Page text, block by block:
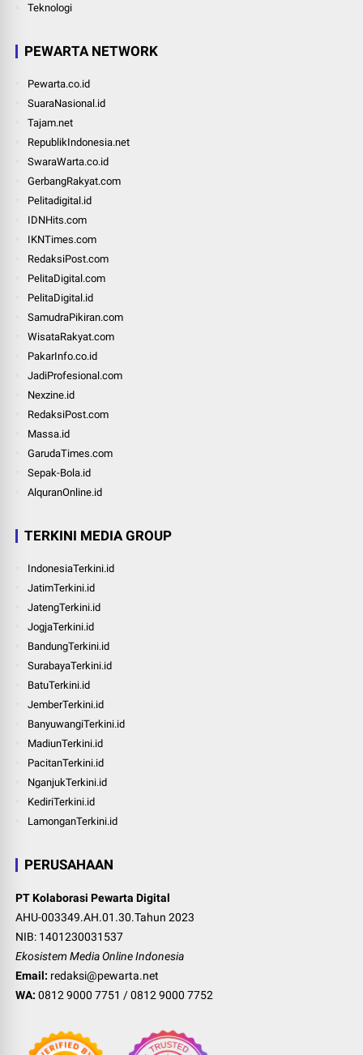
Teknologi
PEWARTA NETWORK
Pewarta.co.id
SuaraNasional.id
Tajam.net
RepublikIndonesia.net
SwaraWarta.co.id
GerbangRakyat.com
Pelitadigital.id
IDNHits.com
IKNTimes.com
RedaksiPost.com
PelitaDigital.com
PelitaDigital.id
SamudraPikiran.com
WisataRakyat.com
PakarInfo.co.id
JadiProfesional.com
Nexzine.id
RedaksiPost.com
Massa.id
GarudaTimes.com
Sepak-Bola.id
AlquranOnline.id
TERKINI MEDIA GROUP
IndonesiaTerkini.id
JatimTerkini.id
JatengTerkini.id
JogjaTerkini.id
BandungTerkini.id
SurabayaTerkini.id
BatuTerkini.id
JemberTerkini.id
BanyuwangiTerkini.id
MadiunTerkini.id
PacitanTerkini.id
NganjukTerkini.id
KediriTerkini.id
LamonganTerkini.id
PERUSAHAAN
PT Kolaborasi Pewarta Digital
AHU-003349.AH.01.30.Tahun 2023
NIB: 1401230031537
Ekosistem Media Online Indonesia
Email: redaksi@pewarta.net
WA: 0812 9000 7751 /0812 9000 7752